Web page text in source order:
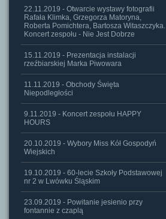
22.11.2019 - Otwarcie wystawy fotografii
Rafała Klimka, Grzegorza Matoryna,
Roberta Pomichtera, Bartosza Witaszczyka.
Koncert zespołu - Nie Jest Dobrze
15.11.2019 - Prezentacja instalacji
rzeźbiarskiej Marka Piwowara
11.11.2019 - Obchody Święta
Niepodległości
9.11.2019 - Koncert zespołu HAPPY
HOURS
20.10.2019 - Wybory Miss Kół Gospodyń
Wiejskich
19.10.2019 - 60-lecie Szkoły Podstawowej
nr 2 w Lwówku Śląskim
23.09.2019 - Powitanie jesienio przy
fontannie z czaplą